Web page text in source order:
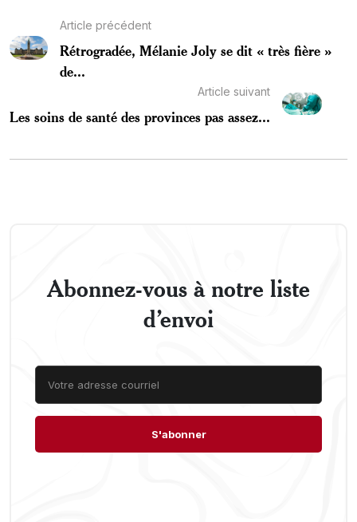
Article précédent
Rétrogradée, Mélanie Joly se dit « très fière »
de...
Article suivant
Les soins de santé des provinces pas assez...
Abonnez-vous à notre liste
d’envoi